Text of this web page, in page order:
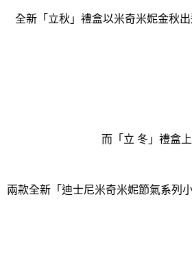
全新「立秋」禮盒以米奇米妮金秋
而「立 冬」禮盒
兩款全新「迪士尼米奇米妮節氣系列